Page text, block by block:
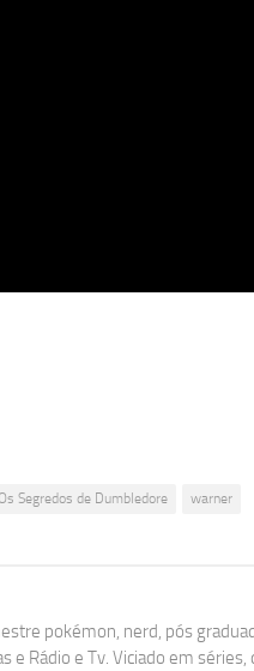
Segredos de Dumbledore warner
pokémon, nerd, pós
e Rádio e Tv. Viciado em séries,